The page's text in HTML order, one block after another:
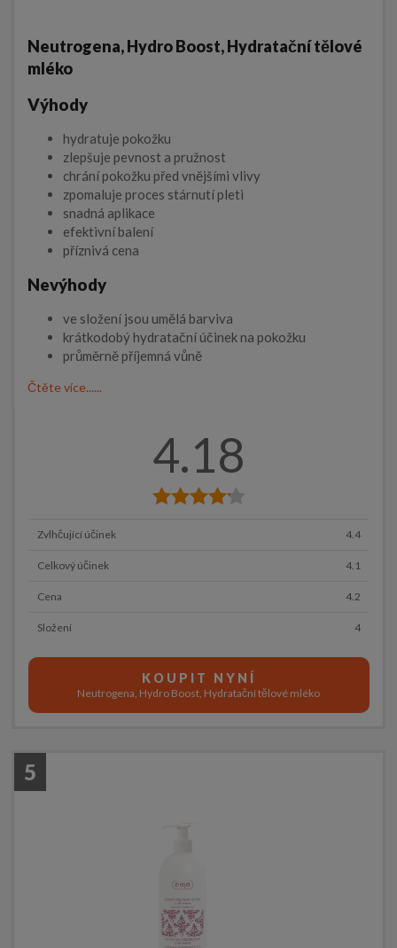
Neutrogena, Hydro Boost, Hydratační tělové
mléko
Výhody
hydratuje pokožku
zlepšuje pevnost a pružnost
chrání pokožku před vnějšími vlivy
zpomaluje proces stárnutí pleti
snadná aplikace
efektivní balení
příznivá cena
Nevýhody
ve složení jsou umělá barviva
krátkodobý hydratační účinek na pokožku
průměrně příjemná vůně
Čtěte více......
4.18
Zvlhčující účinek 4.4
Celkový účinek 4.1
Cena 4.2
Složení 4
KOUPIT NYNÍ
Neutrogena, Hydro Boost, Hydratační tělové mléko
5